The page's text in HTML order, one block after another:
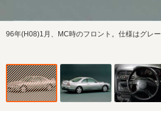
96年(H08)1月、MC時のフロント。仕様はグレ